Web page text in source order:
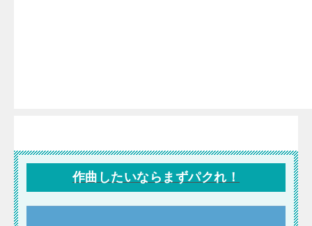
作曲したいならまずパクれ！